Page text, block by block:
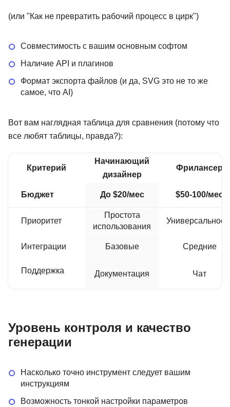
(или "Как не превратить рабочий процесс в цирк")
Совместимость с вашим основным софтом
Наличие API и плагинов
Формат экспорта файлов (и да, SVG это не то же
самое, что AI)
Вот вам наглядная таблица для сравнения (потому что
все любят таблицы, правда?):
Критерий
Начинающий
дизайнер
Фрилансер
Бюджет До $20/мес $50-100/мес
Приоритет
Простота
использования
Интеграции Базовые Средние
Поддержка Документация Чат
Уровень контроля и качество
генерации
Насколько точно инструмент следует вашим
инструкциям
Возможность тонкой настройки параметров